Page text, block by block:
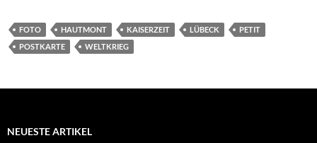
FOTO HAUTMONT KAISERZEIT LÜBECK
PETIT
POSTKARTE
WELTKRIEG
NEUESTE ARTIKEL